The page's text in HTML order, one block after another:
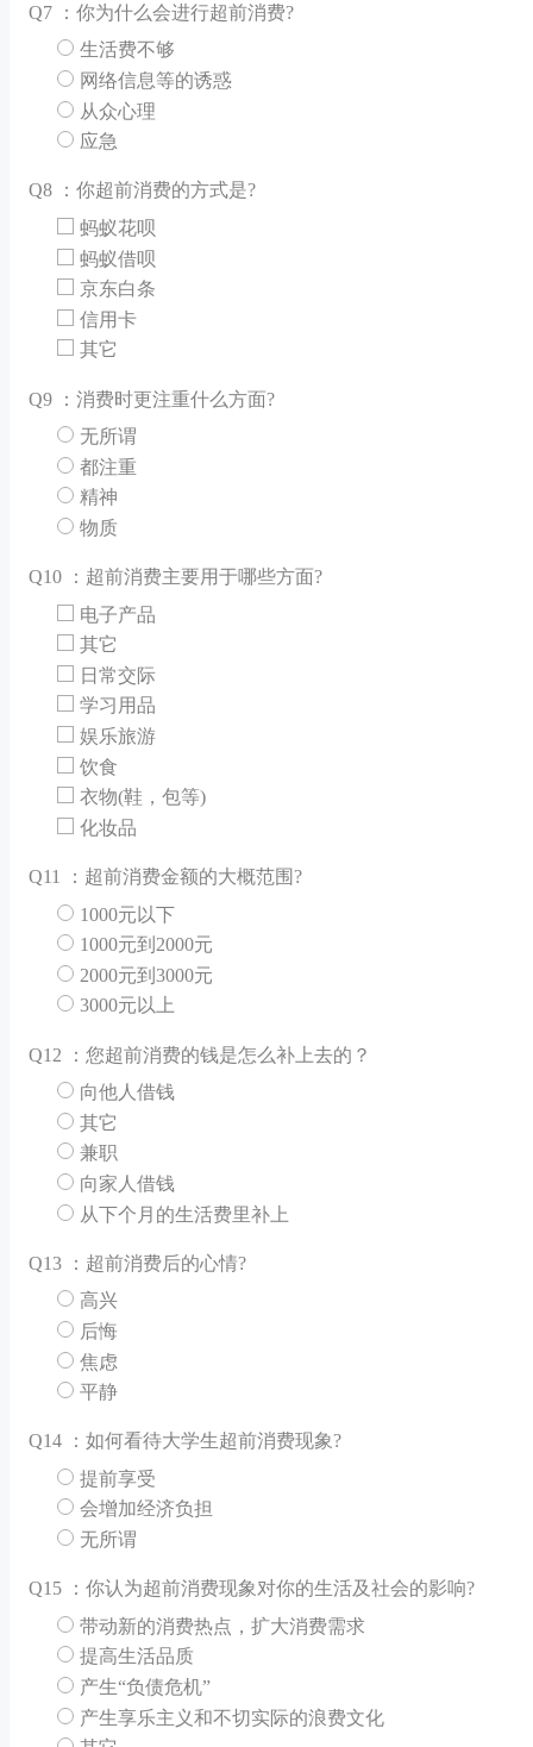
Q7 ：你为什么会进行超前消费?
生活费不够
网络信息等的诱惑
从众心理
应急
Q8 ：你超前消费的方式是?
蚂蚁花呗
蚂蚁借呗
京东白条
信用卡
其它
Q9 ：消费时更注重什么方面?
无所谓
都注重
精神
物质
Q10 ：超前消费主要用于哪些方面?
电子产品
其它
日常交际
学习用品
娱乐旅游
饮食
衣物(鞋，包等)
化妆品
Q11 ：超前消费金额的大概范围?
1000元以下
1000元到2000元
2000元到3000元
3000元以上
Q12 ：您超前消费的钱是怎么补上去的？
向他人借钱
其它
兼职
向家人借钱
从下个月的生活费里补上
Q13 ：超前消费后的心情?
高兴
后悔
焦虑
平静
Q14 ：如何看待大学生超前消费现象?
提前享受
会增加经济负担
无所谓
Q15 ：你认为超前消费现象对你的生活及社会的影响?
带动新的消费热点，扩大消费需求
提高生活品质
产生“负债危机”
产生享乐主义和不切实际的浪费文化